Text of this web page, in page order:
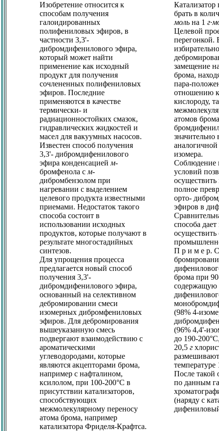
Изобретение относится к
способам получения
галоидированных
полифениловых эфиров, в
частности 3,3'-
дибромдифенилового эфира,
который может найти
применение как исходный
продукт для получения
сочлененных полифениловых
эфиров. Последние
применяются в качестве
термически- и
радиационностойких смазок,
гидравлических жидкостей и
масел для вакуумных насосов.
Известен способ получения
3,3'- дибромдифенилового
эфира конденсацией м-
бромфенола с м-
дибромбензолом при
нагревании с выделением
целевого продукта известными
приемами. Недостаток такого
способа состоит в
использовании исходных
продуктов, которые получают в
результате многостадийных
синтезов.
Для упрощения процесса
предлагается новый способ
получения 3,3'-
дибромдифенилового эфира,
основанный на селективном
дебромировании смеси
изомерных дибромфениловых
эфиров. Для дебромирования
вышеуказанную смесь
подвергают взаимодействию с
ароматическими
углеводородами, которые
являются акцепторами брома,
например с нафталином,
ксилолом, при 100-200°C в
присутствии катализаторов,
способствующих
межмолекулярному переносу
атома брома, например
катализатора Фриделя-Крафтса.
Катализатор
брать в
моль на 1
Целевой
перегонкой.
замещение
брома,
пара-
отношению
кислороду,
атомов
изомера.
Соблюдение
условий
осуществить
полное
орто-
эфиров в
способа
осуществить
П р и м е р.
брома при
содержащую
(98% 4-
(96% 4,4'-
до 190-
20,5 г
температуре
После такой
по данным
(наряду с